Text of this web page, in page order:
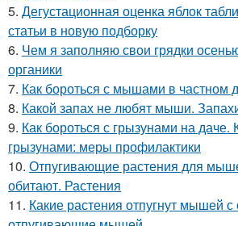
5. Дегустационная оценка яблок
статьи в новую подборку
6. Чем я заполняю свои грядки
органики
7. Как бороться с мышами в частном
8. Какой запах не любят мыши.
9. Как бороться с грызунами на даче.
грызунами: меры профилактики
10. Отпугивающие растения для
обитают. Растения
11. Какие растения отпугнут мышей с